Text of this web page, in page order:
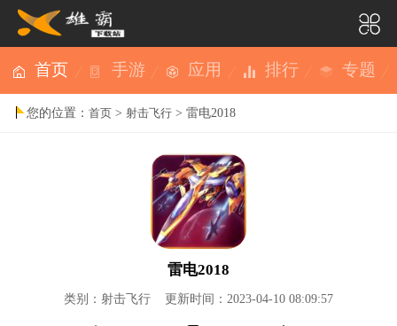
首页 手游 应用 排行 专题
您的位置：首页 >射击飞行 > 雷电2018
雷电2018
类别：射击飞行 更新时间：2023-04-10 08:09:57